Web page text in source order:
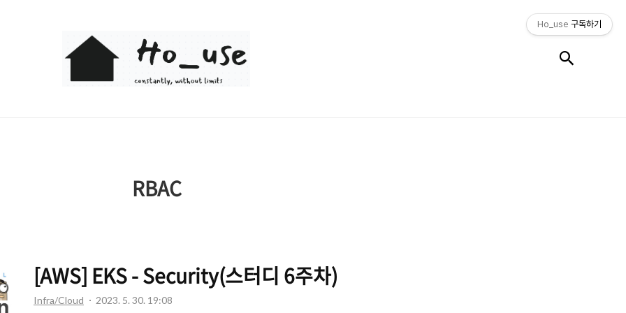
Ho_use
RBAC
[AWS] EKS - Security(스터디 6주차)
Infra/Cloud 2023. 5. 30. 19:08
Ho_use 구독하기